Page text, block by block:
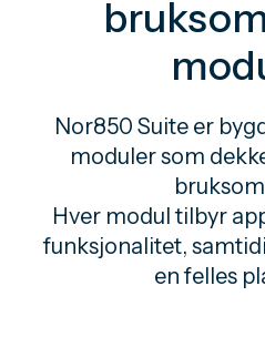
Nor850 Suite er
moduler som
Hver modul tilbyr
funksjonalitet,
en felles